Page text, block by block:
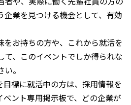
企業を見つける機会として、有効
をお持ちの方や、これから就活を
て、このイベントでしか得られな
。
標に就活中の方は、採用情報を
ベント専用掲示板で、どの企業が